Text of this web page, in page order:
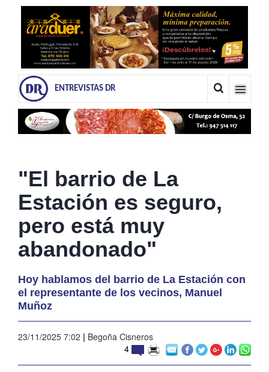
ENTREVISTAS DR
"El barrio de La
Estación es seguro,
pero está muy
abandonado"
Hoy hablamos del barrio de La Estación con
el representante de los vecinos, Manuel
Muñoz
23/11/2025 7:02 | Begoña Cisneros
4